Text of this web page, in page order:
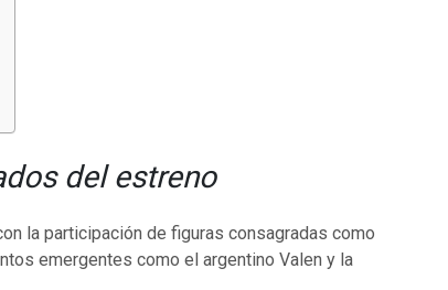
del estreno
la participación de figuras consagradas como
emergentes como el argentino Valen y la